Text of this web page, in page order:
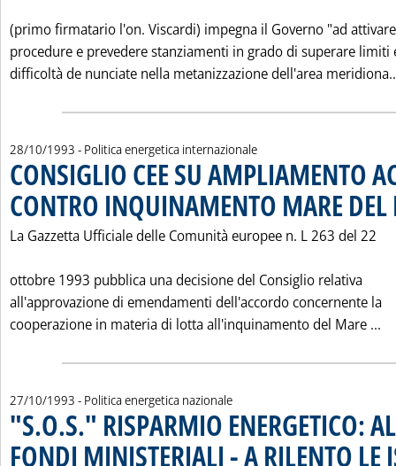
(primo firmatario l'on. Viscardi) impegna il Governo "ad attivare
procedure e prevedere stanziamenti in grado di superare limiti
difficoltà de nunciate nella metanizzazione dell'area
28/10/1993 - Politica energetica internazionale
CONSIGLIO CEE SU AMPLIAMENTO
CONTRO INQUINAMENTO MARE
La Gazzetta Ufficiale delle Comunità europee n. L 263 del 22
ottobre 1993 pubblica una decisione del Consiglio relativa
all'approvazione di emendamenti dell'accordo concernente la
cooperazione in materia di lotta all'inquinamento del Mare ...
27/10/1993 - Politica energetica nazionale
"S.O.S." RISPARMIO ENERGETICO:
FONDI MINISTERIALI - A RILENTO LE